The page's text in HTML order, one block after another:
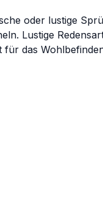
oder lustige
Lustige
das